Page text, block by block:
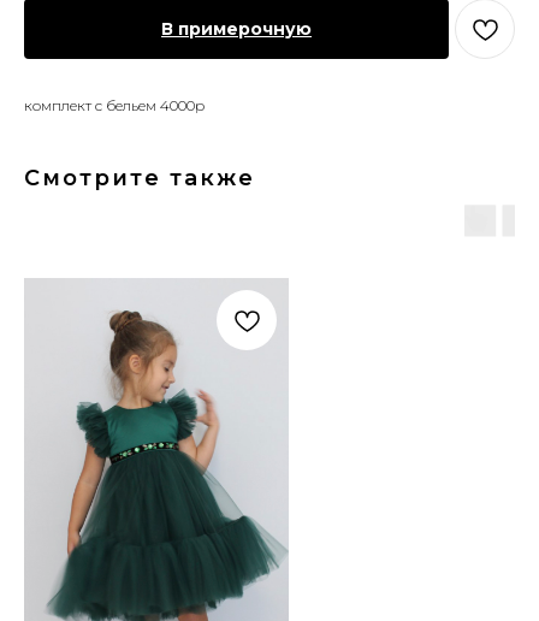
В примерочную
комплект с бельем 4000р
Смотрите также